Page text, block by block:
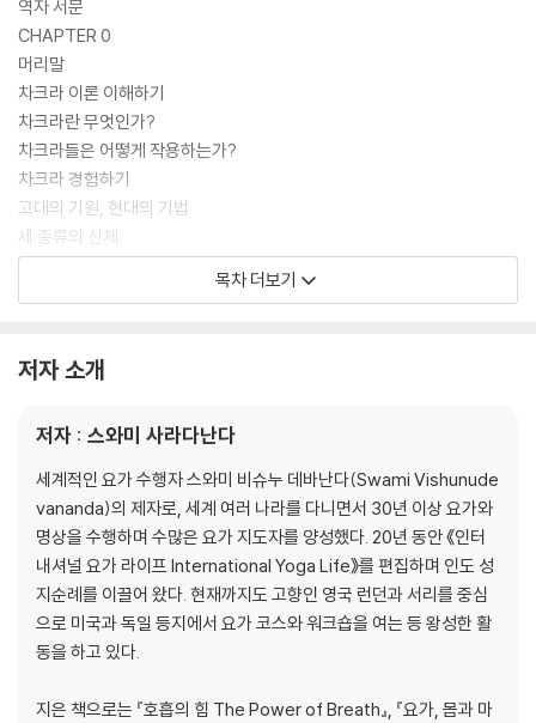
역자 서문
CHAPTER 0
머리말
차크라 이론 이해하기
차크라란 무엇인가?
차크라들은 어떻게 작용하는가?
차크라 경험하기
고대의 기원, 현대의 기법
세 종류의 신체
프라나와 나디
CHAPTER 1
물라다라 차크라 이해하기
뿌리 차크라 자각하여 끼우기
지(地) 요소 : 흙
두려움 극복하기
나디 정화하기
물라다라 에너지와 함께하기
물라다라 에너지를 위한 요가 아사나
발바닥 차크라
CHAPTER 2
목차 더보기
저자 소개
저자 : 스와미 사라다난다
세계적인 요가 수행자 스와미 비슈누 데바난다(Swami Vishunude
vananda)의 제자로, 세계 여러 나라를 다니면서 30년 이상 요가와
명상을 수행하며 수많은 요가 지도자를 양성했다. 20년 동안 《인터
내셔널 요가 라이프 International Yoga Life》를 편집하며 인도 성
지순례를 이끌어 왔다. 현재까지도 고향인 영국 런던과 서리를 중심
으로 미국과 독일 등지에서 요가 코스와 워크숍을 여는 등 왕성한 활
동을 하고 있다.
지은 책으로는 『호흡의 힘 The Power of Breath』, 『요가, 몸과 마